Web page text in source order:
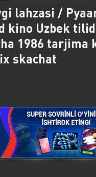
lahzasi /
kino Uzbek
1986 tarjima
skachat